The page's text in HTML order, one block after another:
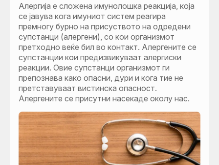
Алергија е сложена имунолошка реакција, која
се јавува кога имуниот систем реагира
премногу бурно на присуството на одредени
супстанци (алергени), со кои организмот
претходно веќе бил во контакт. Алергените се
супстанции кои предизвикуваат алергиски
реакции. Овие супстанци организмот ги
препознава како опасни, дури и кога тие не
претставуваат вистинска опасност.
Алергените се присутни насекаде околу нас.